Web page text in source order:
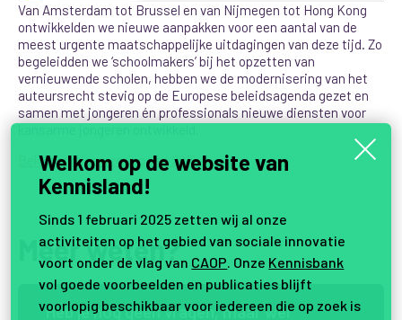
Van Amsterdam tot Brussel en van Nijmegen tot Hong Kong
ontwikkelden we nieuwe aanpakken voor een aantal van de
meest urgente maatschappelijke uitdagingen van deze tijd. Zo
begeleidden we ‘schoolmakers’ bij het opzetten van
vernieuwende scholen, hebben we de modernisering van het
auteursrecht stevig op de Europese beleidsagenda gezet en
samen met jongeren én professionals nieuwe diensten voor
Bekijk ons jaarverslag van 2015
Meer weten?
Hebjenoggeenvragen, maarwel
Welkom op de website van
Kennisland!
Sinds 1 februari 2025 zetten wij al onze
activiteiten op het gebied van sociale innovatie
voort onder de vlag van CAOP. Onze Kennisbank
vol goede voorbeelden en publicaties blijft
voorlopig beschikbaar voor iedereen die op zoek is